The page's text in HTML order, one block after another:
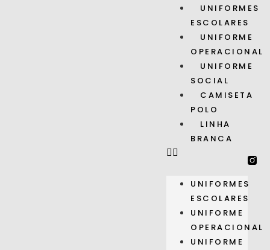
UNIFORMES
ESCOLARES
UNIFORME
OPERACIONAL
UNIFORME
SOCIAL
CAMISETA
POLO
LINHA
BRANCA
UNIFORMES
ESCOLARES
UNIFORME
OPERACIONAL
UNIFORME